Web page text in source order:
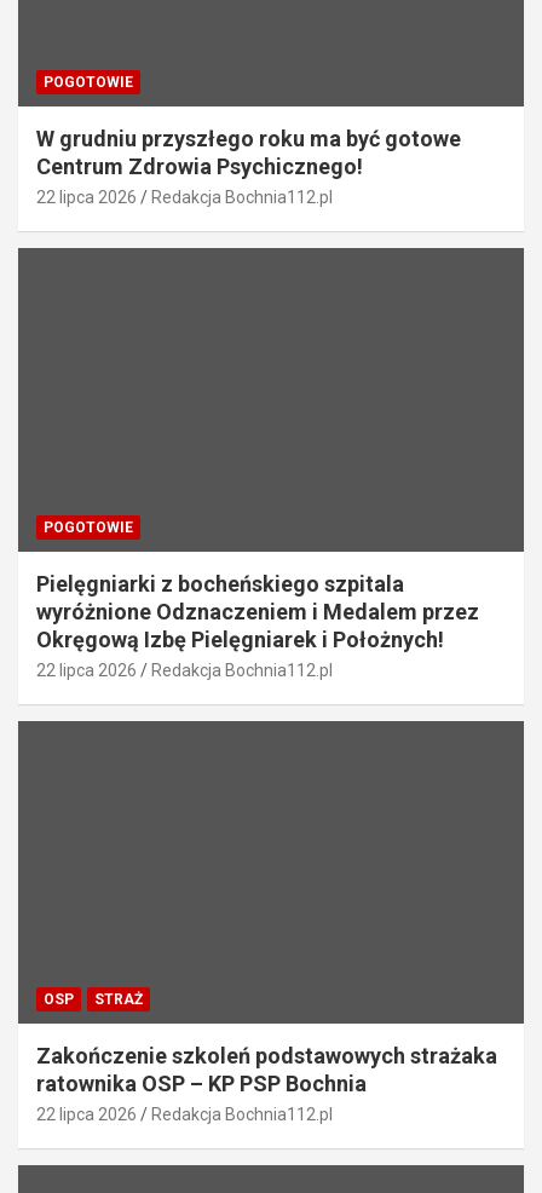
POGOTOWIE
W grudniu przyszłego roku ma być gotowe
Centrum Zdrowia Psychicznego!
22 lipca 2026 Redakcja Bochnia112.pl
POGOTOWIE
Pielęgniarki z bocheńskiego szpitala
wyróżnione Odznaczeniem i Medalem przez
Okręgową Izbę Pielęgniarek i Położnych!
22 lipca 2026 Redakcja Bochnia112.pl
OSP STRAŻ
Zakończenie szkoleń podstawowych strażaka
ratownika OSP – KP PSP Bochnia
22 lipca 2026 Redakcja Bochnia112.pl